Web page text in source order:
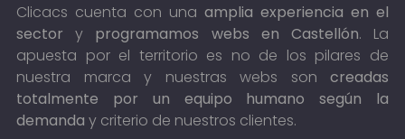
Clicacs cuenta con una amplia experiencia en el
sector y programamos webs en Castellón. La
apuesta por el territorio es no de los pilares de
nuestra marca y nuestras webs son creadas
totalmente por un equipo humano según la
demanda y criterio de nuestros clientes.